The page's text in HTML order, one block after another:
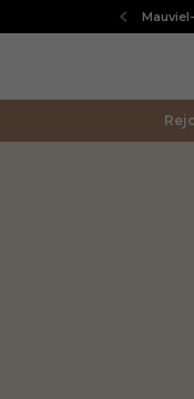
boutique en ligne :